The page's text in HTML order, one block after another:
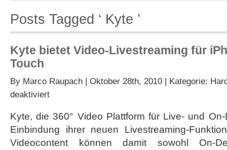
Posts Tagged ‘ Kyte ’
Kyte bietet Video-Livestreaming für
Touch
By Marco Raupach | Oktober 28th, 2010 | Kategorie:
deaktiviertfür
Video-
Livestreaming
iPhone,
Kyte, die 360° Video Plattform für Live- und
Einbindung ihrer neuen Livestreaming-
Videocontent können damit sowohl On-